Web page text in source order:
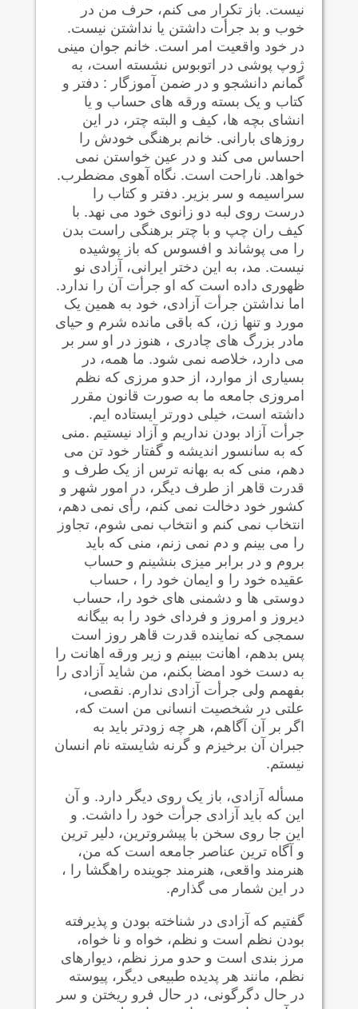
نیست. باز تکرار می کنم، حرف من در
خوب و بد جرأت داشتن یا نداشتن نیست.
در خود واقعیت امر است. خانم جوان مینی
ژوپ پوشی در اتوبوس نشسته است، به
گمانم دانشجو و در ضمن آموزگار : دفتر و
کتاب و یک بسته ورقه های حساب و یا
انشای بچه ها، کیف و البته چتر، در این
روزهای بارانی. خانم برهنگی خودش را
احساس می کند و در عین خواستن نمی
خواهد. ناراحت است. نگاه آهوی مضطرب.
سراسیمه و سر بزیر. دفتر و کتاب را
درست روی لبه دو زانوی خود می نهد. با
کیف ران چپ و با چتر برهنگی راست بدن
را می پوشاند و افسوس که باز پوشیده
نیست. مد، به این دختر ایرانی، آزادی نو
ظهوری داده است که او جرأت آن را ندارد.
اما نداشتن جرأت آزادی، خود به همین یک
مورد و تنها زن، که باقی مانده شرم و حیای
مادر بزرگ های چادری ، هنوز در او سر بر
می دارد، خلاصه نمی شود. ما همه، در
بسیاری از موارد، از حدو مرزی که نظم
امروزی جامعه ما به صورت قانون مقرر
داشته است، خیلی دورتر ایستاده ایم.
جرأت آزاد بودن نداریم و آزاد نیستیم .منی
که به سانسور اندیشه و گفتار خود تن می
دهم، منی که به بهانه ترس از یک طرف و
قدرت قاهر از طرف دیگر، در امور شهر و
کشور خود دخالت نمی کنم، رأی نمی دهم،
انتخاب نمی کنم و انتخاب نمی شوم، تجاوز
را می بینم و دم نمی زنم، منی که باید
بروم و در برابر میزی بنشینم و حساب
عقیده خود را و ایمان خود را ، حساب
دوستی ها و دشمنی های خود را، حساب
دیروز و امروز و فردای خود را به بیگانه
سمجی که نماینده قدرت قاهر روز است
پس بدهم، اهانت ببینم و زیر ورقه اهانت را
به دست خود امضا بکنم، من شاید آزادی را
بفهمم ولی جرأت آزادی ندارم. نقصی،
علتی در شخصیت انسانی من است که،
اگر بر آن آگاهم، هر چه زودتر باید به
جبران آن برخیزم و گرنه شایسته نام انسان
نیستم.
مسأله آزادی، باز یک روی دیگر دارد. و آن
این که باید آزادی جرأت خود را داشت. و
این جا روی سخن با پیشروترین، دلیر ترین
و آگاه ترین عناصر جامعه است که من،
هنرمند واقعی، هنرمند جوینده راهگشا را ،
در این شمار می گذارم.
گفتیم که آزادی در شناخته بودن و پذیرفته
بودن نظم است و نظم، خواه و نا خواه،
مرز بندی است و حدو مرز نظم، دیوارهای
نظم، مانند هر پدیده طبیعی دیگر، پیوسته
در حال دگرگونی، در حال فرو ریختن و سر